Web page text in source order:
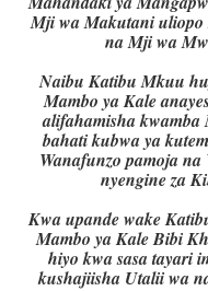
Mji wa Makutani uliopo
na Mji wa
Naibu Katibu Mkuu
Mambo ya Kale
alifahamisha
bahati kubwa ya
Wanafunzo pamoja
nyengine za
Kwa upande wake
Mambo ya Kale Bibi
hiyo kwa sasa tayari
kushajiisha Utalii wa